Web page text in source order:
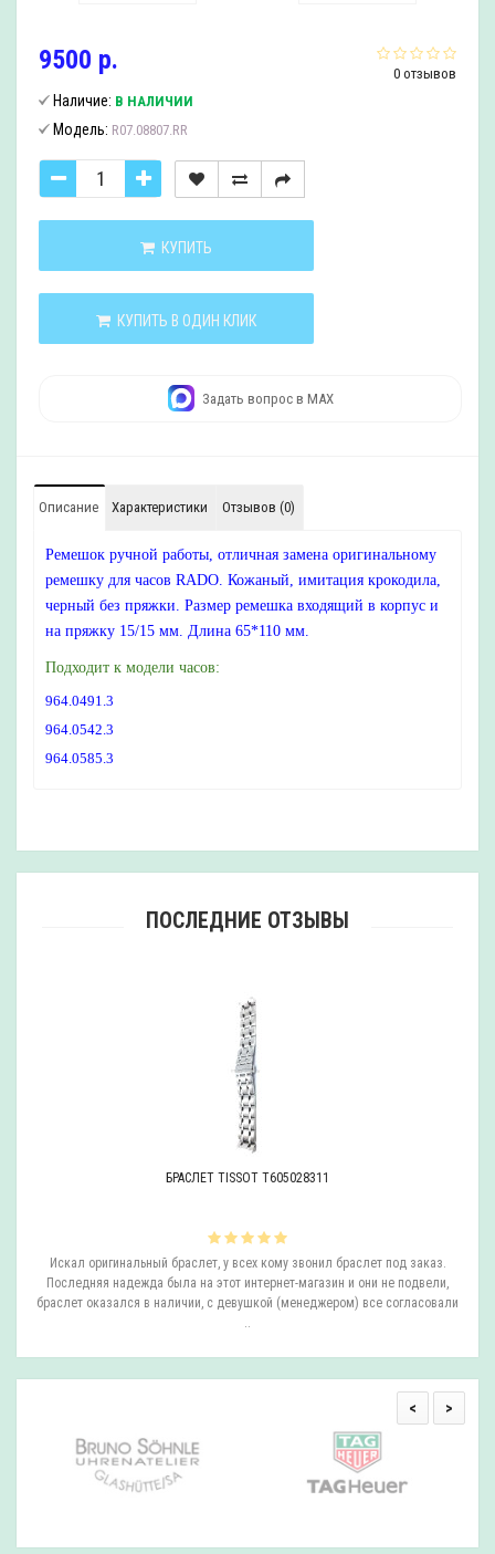
0 отзывов
9500 р.
Наличие: В НАЛИЧИИ
Модель: R07.08807.RR
КУПИТЬ
КУПИТЬ В ОДИН КЛИК
Задать вопрос в MAX
Описание Характеристики Отзывов (0)
Ремешок ручной работы, отличная замена оригинальному
ремешку для часов RADO. Кожаный, имитация крокодила,
черный без пряжки. Размер ремешка входящий в корпус и
на пряжку 15/15 мм. Длина 65*110 мм.
Подходит к модели часов:
964.0491.3
964.0542.3
964.0585.3
ПОСЛЕДНИЕ ОТЗЫВЫ
БРАСЛЕТ TISSOT T605028311
Искал оригинальный браслет, у всех кому звонил браслет под заказ.
Последняя надежда была на этот интернет-магазин и они не подвели,
браслет оказался в наличии, с девушкой (менеджером) все согласовали
..
< >